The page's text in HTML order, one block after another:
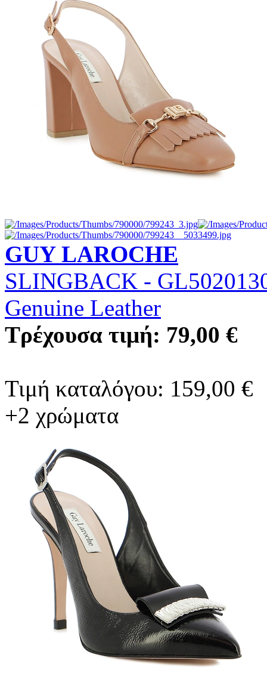
GUY LAROCHE
SLINGBACK -
Genuine Leather
Τρέχουσα τιμή: 79,00 €
Τιμή καταλόγου: 159,00 €
+2 χρώματα